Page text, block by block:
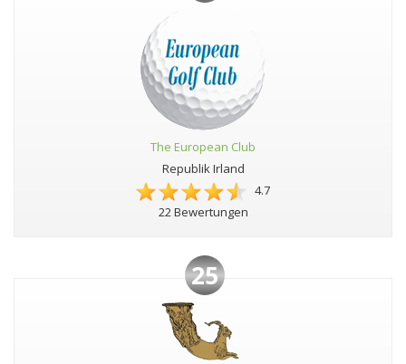
The European Club
Republik Irland
4.7
22 Bewertungen
25